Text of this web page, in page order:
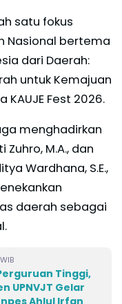
satu fokus
Nasional bertema
dari Daerah:
untuk Kemajuan
Fest 2026.
menghadirkan
Zuhro, M.A., dan
Wardhana, S.E.,
daerah sebagai
Tinggi,
UPNVJT Gelar
Ahlul Irfan